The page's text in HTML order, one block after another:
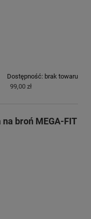
Dostępność: brak towaru
99,00 zł
broń MEGA-FIT